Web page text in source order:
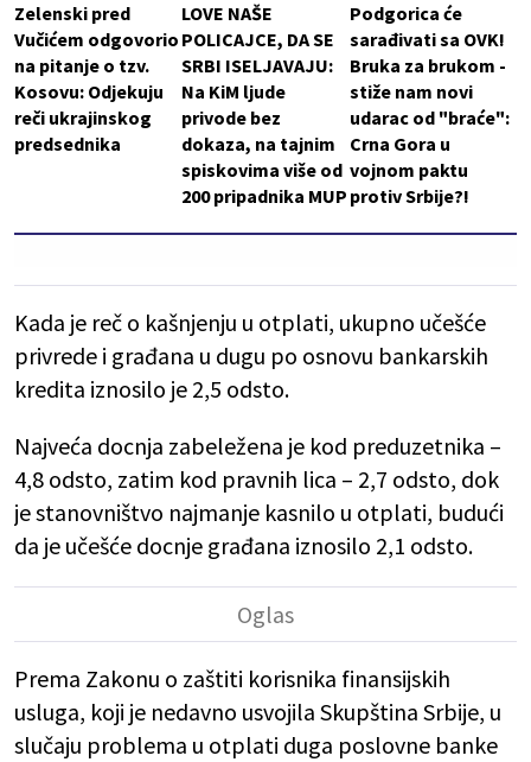
Zelenski pred
Vučićem odgovorio
na pitanje o tzv.
Kosovu: Odjekuju
reči ukrajinskog
predsednika
LOVE NAŠE
POLICAJCE, DA SE
SRBI ISELJAVAJU:
Na KiM ljude
privode bez
dokaza, na tajnim
spiskovima više od
200 pripadnika MUP
Podgorica će
sarađivati sa OVK!
Bruka za brukom -
stiže nam novi
udarac od "braće":
Crna Gora u
vojnom paktu
protiv Srbije?!
Kada je reč o kašnjenju u otplati, ukupno učešće
privrede i građana u dugu po osnovu bankarskih
kredita iznosilo je 2,5 odsto.
Najveća docnja zabeležena je kod preduzetnika –
4,8 odsto, zatim kod pravnih lica – 2,7 odsto, dok
je stanovništvo najmanje kasnilo u otplati, budući
da je učešće docnje građana iznosilo 2,1 odsto.
Prema Zakonu o zaštiti korisnika finansijskih
usluga, koji je nedavno usvojila Skupština Srbije, u
slučaju problema u otplati duga poslovne banke